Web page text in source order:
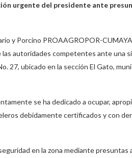
urgente del presidente ante
y Porcino PROAAGROPOR-
autoridades competentes ante una
27, ubicado en la sección El Gato,
se ha dedicado a ocupar,
debidamente certificados y con
en la zona mediante presuntas